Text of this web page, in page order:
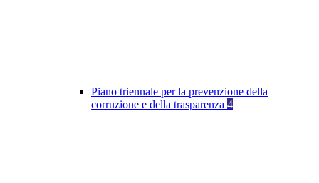
Piano triennale per la prevenzione della
corruzione e della trasparenza 4